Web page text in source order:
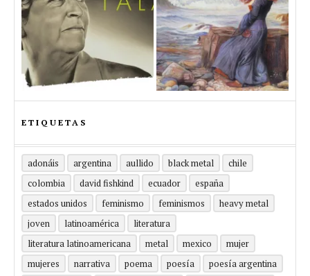
ETIQUETAS
adonáis argentina aullido black metal
chile
colombia
david fishkind ecuador
españa
estados unidos
feminismo feminismos
heavy metal
joven
latinoamérica
literatura
literatura latinoamericana
metal mexico
mujer
mujeres
narrativa poema poesía
poesía argentina